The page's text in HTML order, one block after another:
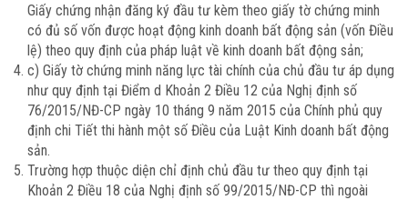
Giấy chứng nhận đăng ký đầu tư kèm theo giấy tờ chứng minh
có đủ số vốn được hoạt động kinh doanh bất động sản (vốn Điều
lệ) theo quy định của pháp luật về kinh doanh bất động sản;
c) Giấy tờ chứng minh năng lực tài chính của chủ đầu tư áp dụng
như quy định tại Điểm d Khoản 2 Điều 12 của Nghị định số
76/2015/NĐ-CP ngày 10 tháng 9 năm 2015 của Chính phủ quy
định chi Tiết thi hành một số Điều của Luật Kinh doanh bất động
sản.
Trường hợp thuộc diện chỉ định chủ đầu tư theo quy định tại
Khoản 2 Điều 18 của Nghị định số 99/2015/NĐ-CP thì ngoài